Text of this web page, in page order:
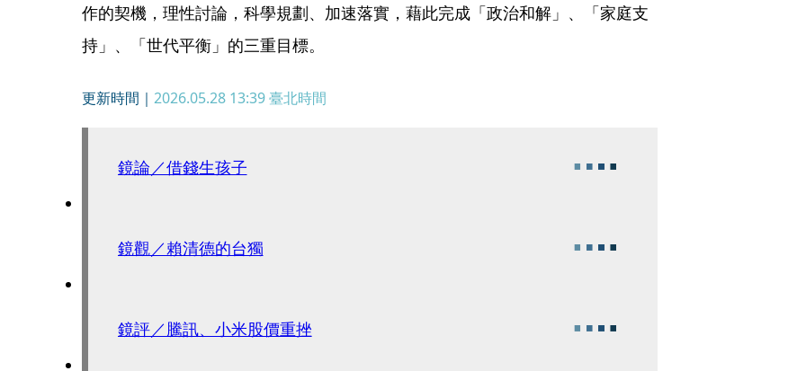
作的契機，理性討論，科學規劃、加速落實，藉此完成「政治和解」、「家庭支
持」、「世代平衡」的三重目標。
更新時間｜ 2026.05.28 13:39臺北時間
鏡論／借錢生孩子
鏡觀／賴清德的台獨
鏡評／騰訊、小米股價重挫